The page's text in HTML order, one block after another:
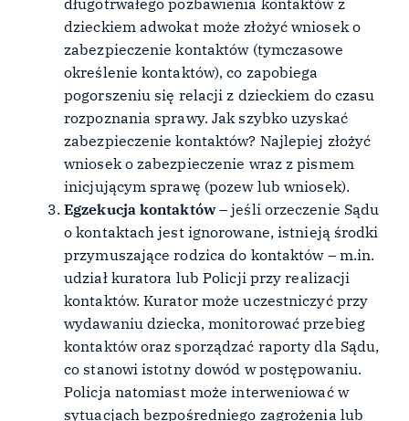
długotrwałego pozbawienia kontaktów z
dzieckiem adwokat może złożyć wniosek o
zabezpieczenie kontaktów (tymczasowe
określenie kontaktów), co zapobiega
pogorszeniu się relacji z dzieckiem do czasu
rozpoznania sprawy. Jak szybko uzyskać
zabezpieczenie kontaktów? Najlepiej złożyć
wniosek o zabezpieczenie wraz z pismem
inicjującym sprawę (pozew lub wniosek).
Egzekucja kontaktów– jeśli orzeczenie Sądu
o kontaktach jest ignorowane, istnieją środki
przymuszające rodzica do kontaktów – m.in.
udział kuratora lub Policji przy realizacji
kontaktów. Kurator może uczestniczyć przy
wydawaniu dziecka, monitorować przebieg
kontaktów oraz sporządzać raporty dla Sądu,
co stanowi istotny dowód w postępowaniu.
Policja natomiast może interweniować w
sytuacjach bezpośredniego zagrożenia lub